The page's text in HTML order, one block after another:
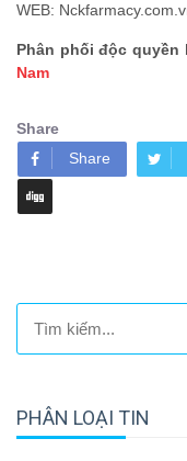
WEB:
Phân phối độc quyền
Nam
Share
Share
PHÂN LOẠI TIN